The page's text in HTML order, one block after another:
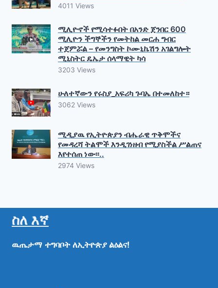
4011 Views
ሚሊዮኖች የሚሳተፉበት በአንድ ጀንበር 600
ሚሊዮን ችግኞችን የመትከል መርሐ ግብር
ተጀምሯል – የመንግስት ኮሙኒኬሽን አገልግሎት
ሚኒስትር ዴኤታ ሰላማዊት ካሳ
3203 Views
ሁለተኛውን የሩስያ_አፍሪካ ጉባኤ በተመለከተ።
3062 Views
ሚዲያዉ የኢትዮጵያን ብሔራዊ ጥቅሞችና
የመዳረሻ ትልሞች እንዲገነዘብ የሚያስችል ሥልጠና
እየተሰጠ ነው፡፡..
2974 Views
ስለ እኛ
ዉጤታማ ተግባቦት ለኢትዮጵያ ልዕልና!